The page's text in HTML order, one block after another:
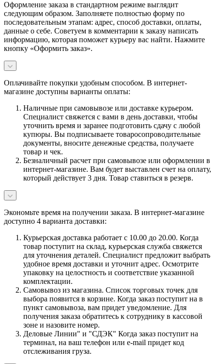
Оформление заказа в стандартном режиме выглядит
следующим образом. Заполняете полностью форму по
последовательным этапам: адрес, способ доставки, оплаты,
данные о себе. Советуем в комментарии к заказу написать
информацию, которая поможет курьеру вас найти. Нажмите
кнопку «Оформить заказ».
Оплачивайте покупки удобным способом. В интернет-
магазине доступны варианты оплаты:
Наличные при самовывозе или доставке курьером.
Специалист свяжется с вами в день доставки, чтобы
уточнить время и заранее подготовить сдачу с любой
купюры. Вы подписываете товаросопроводительные
документы, вносите денежные средства, получаете
товар и чек.
Безналичный расчет при самовывозе или оформлении в
интернет-магазине. Вам будет выставлен счет на оплату,
который действует 3 дня. Товар ставиться в резерв.
Экономьте время на получении заказа. В интернет-магазине
доступно 4 варианта доставки:
Курьерская доставка работает с 10.00 до 20.00. Когда
товар поступит на склад, курьерская служба свяжется
для уточнения деталей. Специалист предложит выбрать
удобное время доставки и уточнит адрес. Осмотрите
упаковку на целостность и соответствие указанной
комплектации.
Самовывоз из магазина. Список торговых точек для
выбора появится в корзине. Когда заказ поступит на в
пункт самовывоза, вам придет уведомление. Для
получения заказа обратитесь к сотруднику в кассовой
зоне и назовите номер.
Деловые Линии" и "СДЭК" Когда заказ поступит на
терминал, на ваш телефон или e-mail придет код
отслеживания груза.